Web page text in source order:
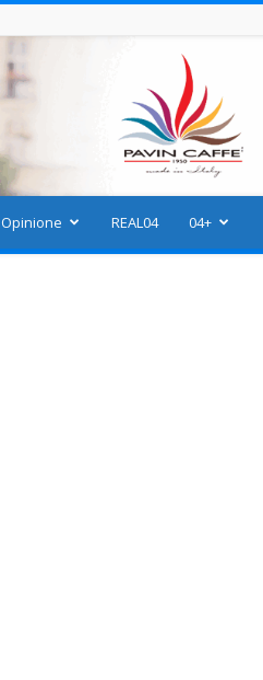
Opinione REAL04 04+